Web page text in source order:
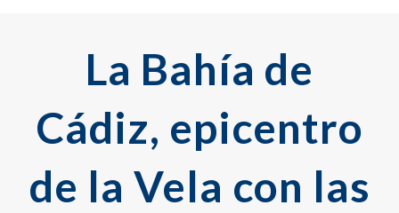
La Bahía de
Cádiz, epicentro
de la Vela con las